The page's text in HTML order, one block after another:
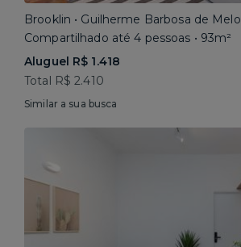
Brooklin • Guilherme Barbosa de Melo
Compartilhado até 4 pessoas • 93m²
Aluguel R$ 1.418
Total R$ 2.410
Similar a sua busca